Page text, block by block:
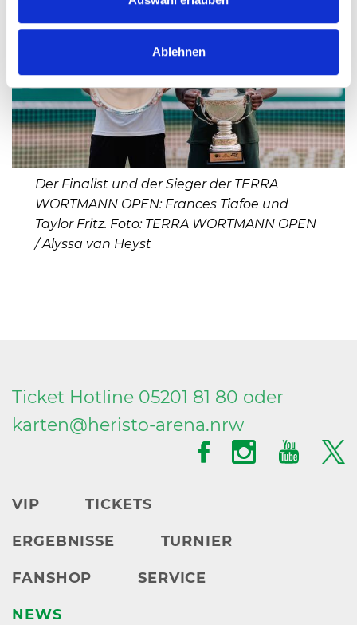
Ablehnen
Der Finalist und der Sieger der TERRA
WORTMANN OPEN: Frances Tiafoe und
Taylor Fritz. Foto: TERRA WORTMANN OPEN
/ Alyssa van Heyst
Ticket Hotline 05201 81 80 oder
karten@heristo-arena.nrw
VIP TICKETS
ERGEBNISSE TURNIER
FANSHOP SERVICE
NEWS